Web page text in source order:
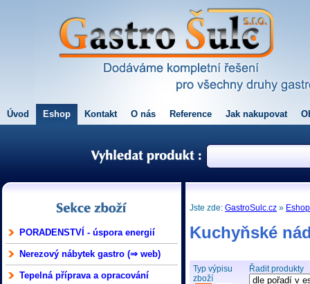
Úvod Eshop Kontakt O nás Reference Jak nakupovat
PORADENSTVÍ - úspora energií
Nerezový nábytek gastro (⇒ web)
Tepelná příprava a opracování
Jste zde:GastroSulc.cz » Eshop
Kuchyňské
Typ výpisu
zboží
Řadit produkty